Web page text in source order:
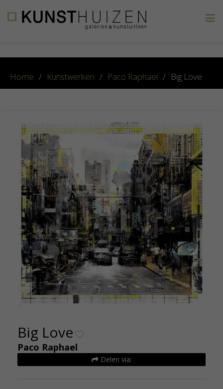
Home / Kunstwerken / Paco Raphael / Big Love
Big Love
Paco Raphael
Delen via: